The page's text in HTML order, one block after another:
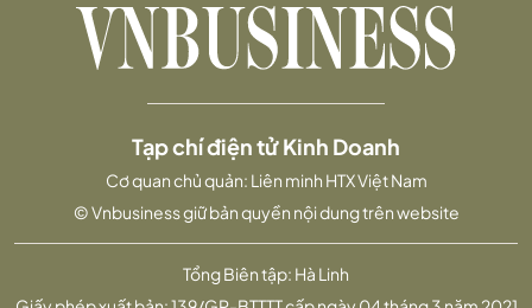
Tổng Biên tập: Hà Linh
Tạp chí điện tử Kinh Doanh
Cơ quan chủ quản: Liên minh HTX Việt Nam
© Vnbusiness giữ bản quyền nội dung trên website